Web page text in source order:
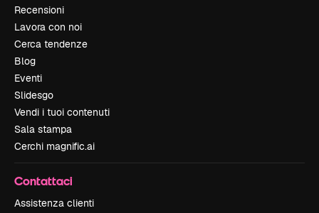
Recensioni
Lavora con noi
Cerca tendenze
Blog
Eventi
Slidesgo
Vendi i tuoi contenuti
Sala stampa
Cerchi magnific.ai
Contattaci
Assistenza clienti